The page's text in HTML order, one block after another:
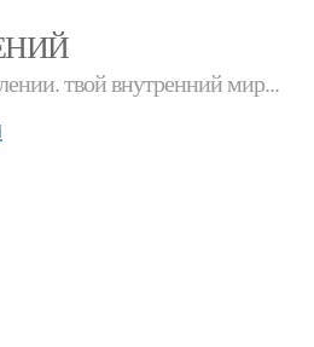
твой внутренний мир...